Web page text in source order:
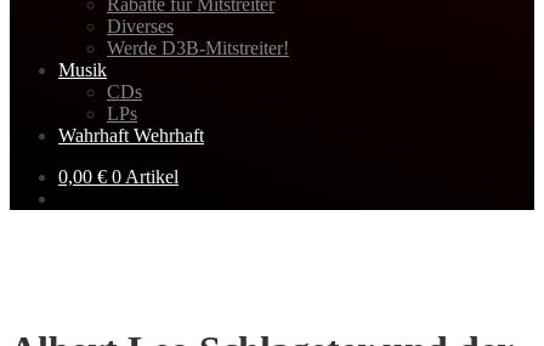
Rabatte für Mitstreiter
Diverses
Werde D3B-Mitstreiter!
Musik
CDs
LPs
Wahrhaft Wehrhaft
0,00 € 0 Artikel